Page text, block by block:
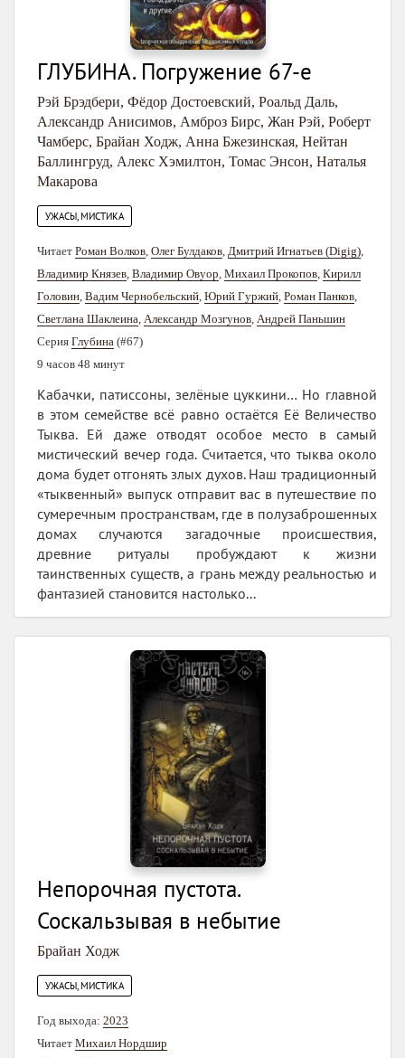
ГЛУБИНА. Погружение 67-е
Рэй Брэдбери, Фёдор Достоевский, Роальд Даль,
Александр Анисимов, Амброз Бирс, Жан Рэй, Роберт
Чамберс, Брайан Ходж, Анна Бжезинская, Нейтан
Баллингруд, Алекс Хэмилтон, Томас Энсон, Наталья
Макарова
УЖАСЫ, МИСТИКА
Читает Роман Волков Олег Булдаков Дмитрий Игнатьев (Digig)
Владимир Князев Владимир Овуор Михаил Прокопов Кирилл
Головин Вадим Чернобельский Юрий Гуржий Роман Панков
Светлана Шаклеина Александр Мозгунов Андрей Паньшин
Серия Глубина (#67)
9 часов 48 минут
Кабачки, патиссоны, зелёные цуккини… Но главной
в этом семействе всё равно остаётся Её Величество
Тыква. Ей даже отводят особое место в самый
мистический вечер года. Считается, что тыква около
дома будет отгонять злых духов. Наш традиционный
«тыквенный» выпуск отправит вас в путешествие по
сумеречным пространствам, где в полузаброшенных
домах случаются загадочные происшествия,
древние ритуалы пробуждают к жизни
таинственных существ, а грань между реальностью и
фантазией становится настолько...
Непорочная пустота.
Соскальзывая в небытие
Брайан Ходж
УЖАСЫ, МИСТИКА
Год выхода: 2023
Читает Михаил Нордшир